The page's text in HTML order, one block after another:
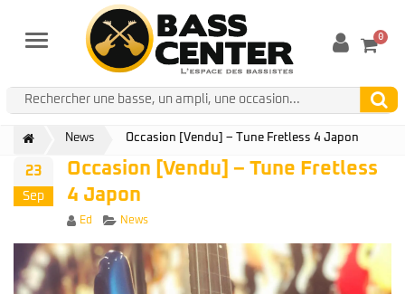
Menu 0
News Occasion [Vendu] – Tune Fretless 4 Japon
23
Sep
Occasion [Vendu] – Tune Fretless
4 Japon
Author
Ed Categories
News